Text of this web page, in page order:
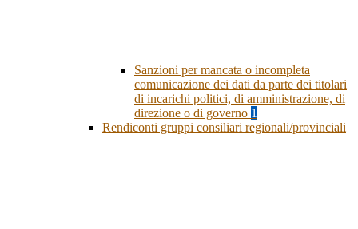
Sanzioni per mancata o incompleta
comunicazione dei dati da parte dei titolari
di incarichi politici, di amministrazione, di
direzione o di governo 1
Rendiconti gruppi consiliari regionali/provinciali